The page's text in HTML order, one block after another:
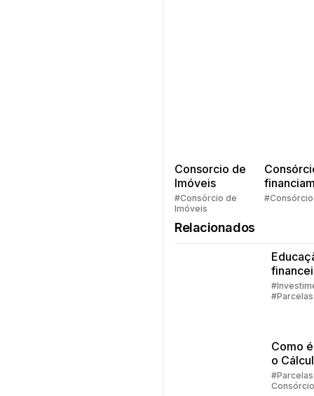
Consorcio de
Imóveis
#Consórcio de
Imóveis
Quem
#Consórcio
Relacionados
família
Como
o
Consórcio